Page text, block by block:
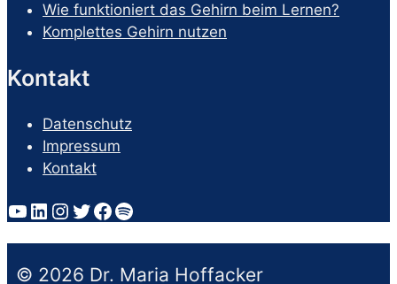
Wie funktioniert das Gehirn beim Lernen?
Komplettes Gehirn nutzen
Kontakt
Datenschutz
Impressum
Kontakt
YouTube
LinkedIn
Instagram
Twitter
Facebook
Spotify
© 2026 Dr. Maria Hoffacker